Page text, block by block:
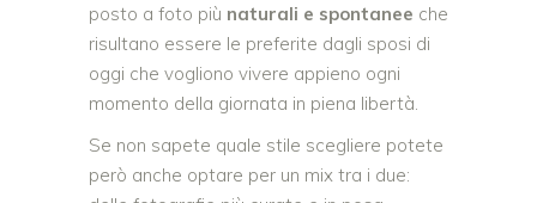
posto a foto più naturali e spontanee che
risultano essere le preferite dagli sposi di
oggi che vogliono vivere appieno ogni
momento della giornata in piena libertà.
Se non sapete quale stile scegliere potete
però anche optare per un mix tra i due: